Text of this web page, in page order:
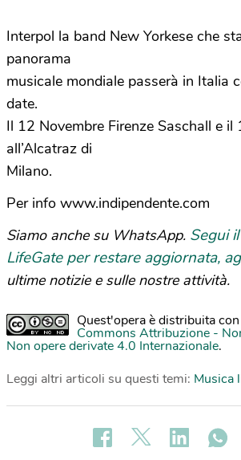
Interpol la band New Yorkese che
panorama
musicale mondiale passerà in Italia
date.
Il 12 Novembre Firenze Saschall e il
all’Alcatraz di
Milano.
Per info www.indipendente.com
Siamo anche su WhatsApp. Segui
LifeGate per restare aggiornata,
ultime notizie e sulle nostre attività.
Quest'opera è distribuita
Commons Attribuzione -
Non opere derivate 4.0 Internazionale.
Leggi altri articoli su questi temi: Musica